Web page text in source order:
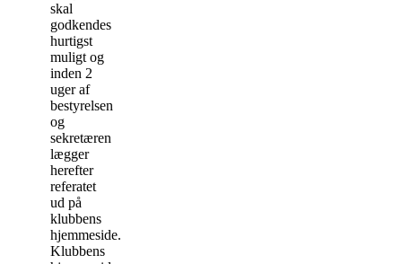
skal
godkendes
hurtigst
muligt og
inden 2
uger af
bestyrelsen
og
sekretæren
lægger
herefter
referatet
ud på
klubbens
hjemmeside.
Klubbens